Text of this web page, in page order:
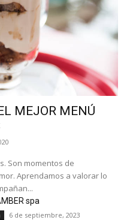
MEJOR MENÚ
Son momentos de
Aprendamos a valorar lo
spa
6 de septiembre, 2023